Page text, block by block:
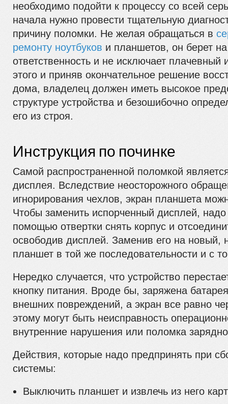
необходимо подойти к процессу со всей
начала нужно провести тщательную
причину поломки. Не желая обращаться в
ремонту ноутбуков и планшетов, он берет
ответственность и не исключает плачевный
этого и приняв окончательное решение
дома, владелец должен иметь высокое
структуре устройства и безошибочно
его из строя.
Инструкция по починке
Самой распространенной поломкой
дисплея. Вследствие неосторожного
игнорирования чехлов, экран планшета
Чтобы заменить испорченный дисплей, надо
помощью отвертки снять корпус и
освободив дисплей. Заменив его на новый,
планшет в той же последовательности и с
Нередко случается, что устройство
кнопку питания. Вроде бы, заряжена
внешних повреждений, а экран все равно
этому могут быть неисправность
внутренние нарушения или поломка
Действия, которые надо предпринять при
системы:
Выключить планшет и извлечь из него